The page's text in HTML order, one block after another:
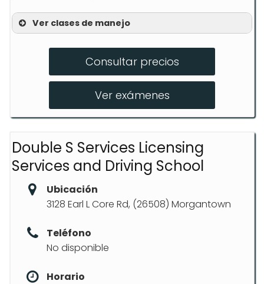
Ver clases de manejo
Curso de Conducción Defensiva
Paquetes de Conducción
Personalizados
Consultar precios
Ver exámenes
Double S Services Licensing
Services and Driving School
Ubicación
3128 Earl L Core Rd, (26508) Morgantown
Teléfono
No disponible
Horario